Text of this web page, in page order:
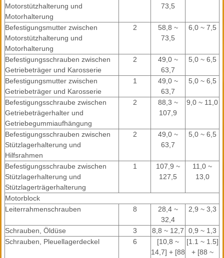
Motorstützhalterung und
Motorhalterung
73,5
Befestigungsmutter zwischen
Motorstützhalterung und
Motorhalterung
2
58,8 ~
73,5
6,0 ~ 7,5
Befestigungsschrauben zwischen
Getriebeträger und Karosserie
2
49,0 ~
63,7
5,0 ~ 6,5
Befestigungsmutter zwischen
Getriebeträger und Karosserie
1
49,0 ~
63,7
5,0 ~ 6,5
Befestigungsschraube zwischen
Getriebeträgerhalter und
Getriebegummiaufhängung
2
88,3 ~
107,9
9,0 ~ 11,0
Befestigungsschrauben zwischen
Stützlagerhalterung und
Hilfsrahmen
2
49,0 ~
63,7
5,0 ~ 6,5
Befestigungsschraube zwischen
Stützlagerhalterung und
Stützlagerträgerhalterung
1
107,9 ~
127,5
11,0 ~
13,0
Motorblock
Leiterrahmenschrauben
8
28,4 ~
32,4
2,9 ~ 3,3
Schrauben, Öldüse 3 8,8 ~ 12,7
0,9 ~ 1,3
Schrauben, Pleuellagerdeckel
6
[10,8 ~
14,7] + [88
[1.1 ~ 1.5]
+ [88 ~